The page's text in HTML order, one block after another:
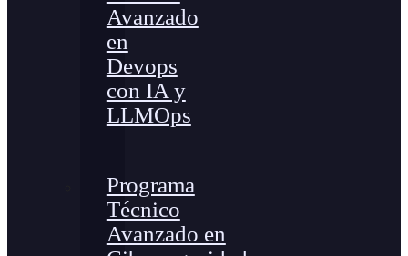
Avanzado
en
Devops
con IA y
LLMOps
Programa
Técnico
Avanzado en